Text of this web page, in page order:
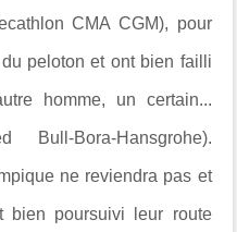
CMA CGM), pour
peloton et ont bien failli
homme, un certain...
Bull-Bora-Hansgrohe).
ne reviendra pas et
bien poursuivi leur route